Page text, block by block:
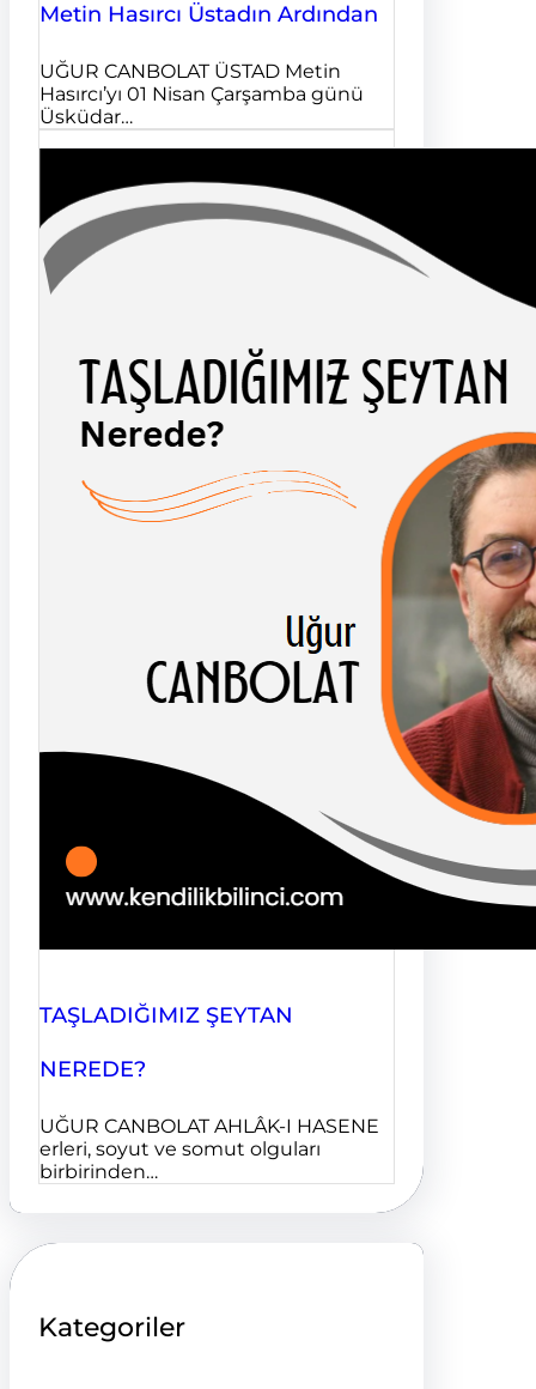
Metin Hasırcı Üstadın Ardından
UĞUR CANBOLAT ÜSTAD Metin
Hasırcı’yı 01 Nisan Çarşamba günü
Üsküdar…
TAŞLADIĞIMIZ ŞEYTAN
NEREDE?
UĞUR CANBOLAT AHLÂK-I HASENE
erleri, soyut ve somut olguları
birbirinden…
Kategoriler